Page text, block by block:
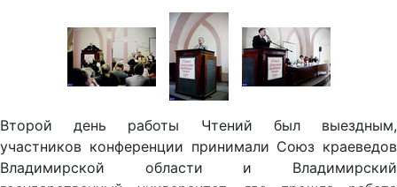
Второй день работы Чтений был выездным,
участников конференции принимали Союз краеведов
Владимирской области и Владимирский